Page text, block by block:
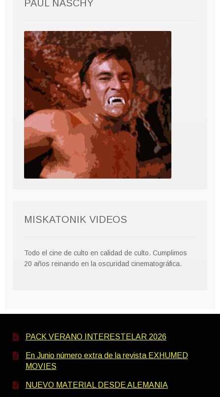
PAUL NASCHY
MISKATONIK VIDEOS
Todo el cine de culto en calidad de culto. Cumplimos
20 años reinando en la oscuridad cinematográfica.
PACK VERANO INTERESTELAR 2026
En Junio número extra de la revista EXHUMED
MOVIES
NUEVO MATERIAL DESDE ALEMANIA